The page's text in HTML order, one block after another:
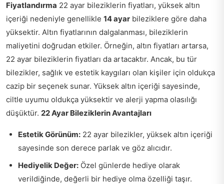
Fiyatlandırma 22 ayar bileziklerin fiyatları, yüksek altın
içeriği nedeniyle genellikle 14 ayar bileziklere göre daha
yüksektir. Altın fiyatlarının dalgalanması, bileziklerin
maliyetini doğrudan etkiler. Örneğin, altın fiyatları artarsa,
22 ayar bileziklerin fiyatları da artacaktır. Ancak, bu tür
bilezikler, sağlık ve estetik kaygıları olan kişiler için oldukça
cazip bir seçenek sunar. Yüksek altın içeriği sayesinde,
ciltle uyumu oldukça yüksektir ve alerji yapma olasılığı
düşüktür. 22 Ayar Bileziklerin Avantajları
Estetik Görünüm: 22 ayar bilezikler, yüksek altın içeriği
sayesinde son derece parlak ve göz alıcıdır.
Hediyelik Değer: Özel günlerde hediye olarak
verildiğinde, değerli bir hediye olma özelliği taşır.